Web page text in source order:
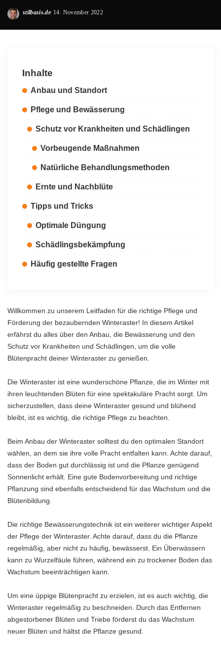
Posted
stilbasis.de 14. November 2022
Inhalte
Anbau und Standort
Pflege und Bewässerung
Schutz vor Krankheiten und Schädlingen
Vorbeugende Maßnahmen
Natürliche Behandlungsmethoden
Ernte und Nachblüte
Tipps und Tricks
Optimale Düngung
Schädlingsbekämpfung
Häufig gestellte Fragen
Willkommen zu unserem Leitfaden für die richtige Pflege und
Förderung der bezaubernden Winteraster! In diesem Artikel
erfährst du alles über den Anbau, die Bewässerung und den
Schutz vor Krankheiten und Schädlingen, um die volle
Blütenpracht deiner Winteraster zu genießen.
Die Winteraster ist eine wunderschöne Pflanze, die im Winter mit
ihren leuchtenden Blüten für eine spektakuläre Pracht sorgt. Um
sicherzustellen, dass deine Winteraster gesund und blühend
bleibt, ist es wichtig, die richtige Pflege zu beachten.
Beim Anbau der Winteraster solltest du den optimalen Standort
wählen, an dem sie ihre volle Pracht entfalten kann. Achte darauf,
dass der Boden gut durchlässig ist und die Pflanze genügend
Sonnenlicht erhält. Eine gute Bodenvorbereitung und richtige
Pflanzung sind ebenfalls entscheidend für das Wachstum und die
Blütenbildung.
Die richtige Bewässerungstechnik ist ein weiterer wichtiger Aspekt
der Pflege der Winteraster. Achte darauf, dass du die Pflanze
regelmäßig, aber nicht zu häufig, bewässerst. Ein Überwässern
kann zu Wurzelfäule führen, während ein zu trockener Boden das
Wachstum beeinträchtigen kann.
Um eine üppige Blütenpracht zu erzielen, ist es auch wichtig, die
Winteraster regelmäßig zu beschneiden. Durch das Entfernen
abgestorbener Blüten und Triebe förderst du das Wachstum
neuer Blüten und hältst die Pflanze gesund.